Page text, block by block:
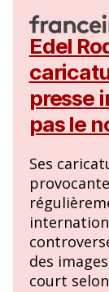
Edel
presse
pas le
Ses
des
court